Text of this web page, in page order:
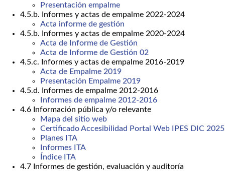
Presentación empalme
4.5.b. Informes y actas de empalme 2022-2024
Acta informe de gestión
4.5.b. Informes y actas de empalme 2020-2024
Acta de Informe de Gestión
Acta de Informe de Gestión 02
4.5.c. Informes y actas de empalme 2016-2019
Acta de Empalme 2019
Presentación Empalme 2019
4.5.d. Informes de empalme 2012-2016
Informes de empalme 2012-2016
4.6 Información pública y/o relevante
Mapa del sitio web
Certificado Accesibilidad Portal Web IPES DIC 2025
Planes ITA
Informes ITA
Índice ITA
4.7 Informes de gestión, evaluación y auditoría